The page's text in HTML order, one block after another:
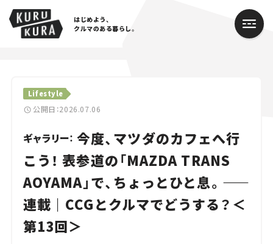
はじめよう、
クルマのある暮らし。
Lifestyle
公開日：2026.07.06
ギャラリー： 今度、マツダのカフェへ行
こう！ 表参道の「MAZDA TRANS
AOYAMA」で、ちょっとひと息。——
連載｜CCGとクルマでどうする？＜
第13回＞
Cars
Lifestyle
Traffic
Series